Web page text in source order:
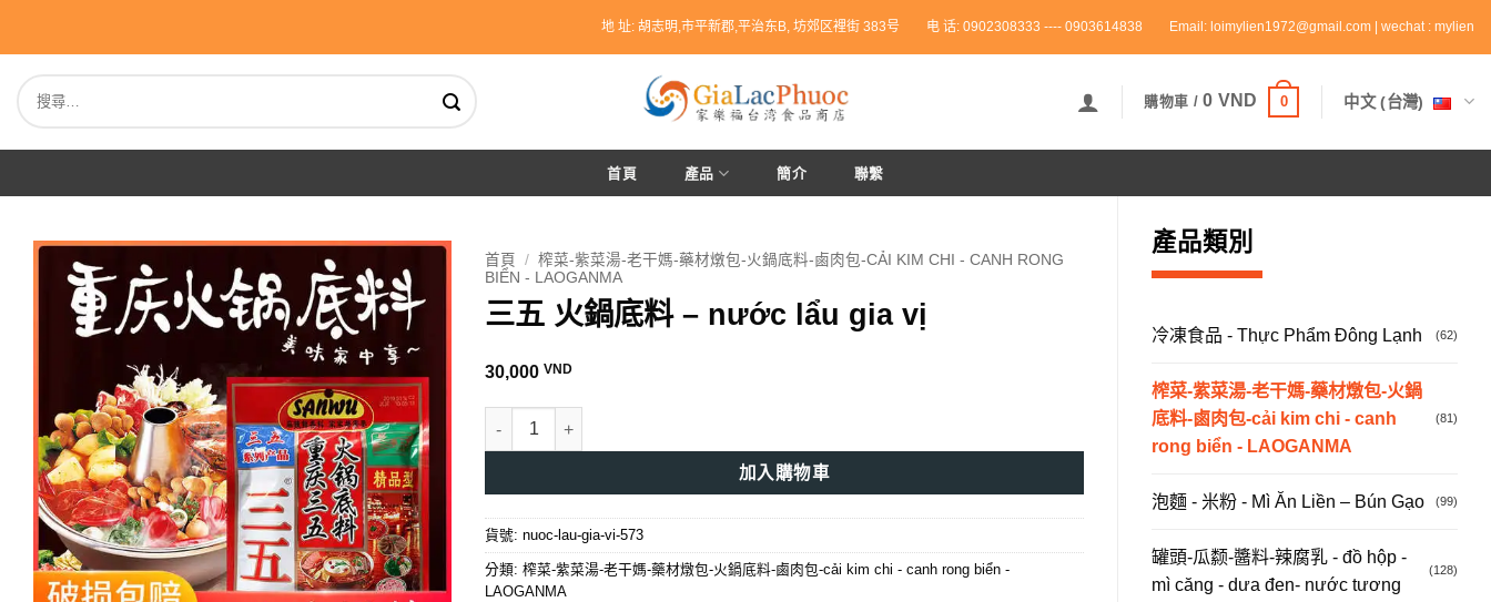
地 址: 胡志明,市平新郡,平治东B, 坊郊区裡街 383号 电 话: 0902308333 ---- 0903614838 Email: loimylien1972@gmail.com | wechat : mylien
鍵
購物車 /0 VND 0 中文 (台灣)
首頁 產品 簡介 聯繫
產品類別
冷凍食品 - Thực Phẩm Đông Lạnh (62)
榨菜-紫菜湯-老干媽-藥材燉包-火鍋
底料-鹵肉包-cải kim chi - canh
rong biển - LAOGANMA
(81)
泡麵 - 米粉 - Mì Ăn Liền – Bún Gạo (99)
罐頭-瓜颣-醬料-辣腐乳 - đồ hộp -
mì căng - dưa đen- nước tương
(128)
首頁 / 榨菜-紫菜湯-老干媽-藥材燉包-火鍋底料-鹵肉包-CẢI KIM CHI - CANH RONG
BIỂN - LAOGANMA
三五 火鍋底料 – nước lẩu gia vị
30,000VND
三五 火鍋底料 - nước lẩu gia vị 數量
加入購物車
貨號:nuoc-lau-gia-vi-573
分類:榨菜-紫菜湯-老干媽-藥材燉包-火鍋底料-鹵肉包-cải kim chi - canh rong biển -
LAOGANMA